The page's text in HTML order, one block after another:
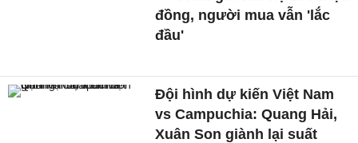
đồng, người mua vẫn 'lắc
đầu'
Đội hình dự kiến Việt Nam
vs Campuchia: Quang Hải,
Xuân Son giành lại suất